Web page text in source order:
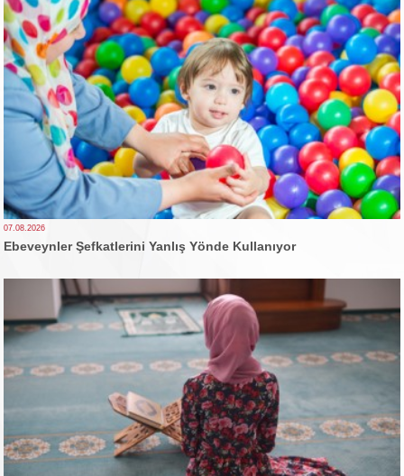
07.08.2026
Ebeveynler Şefkatlerini Yanlış Yönde Kullanıyor